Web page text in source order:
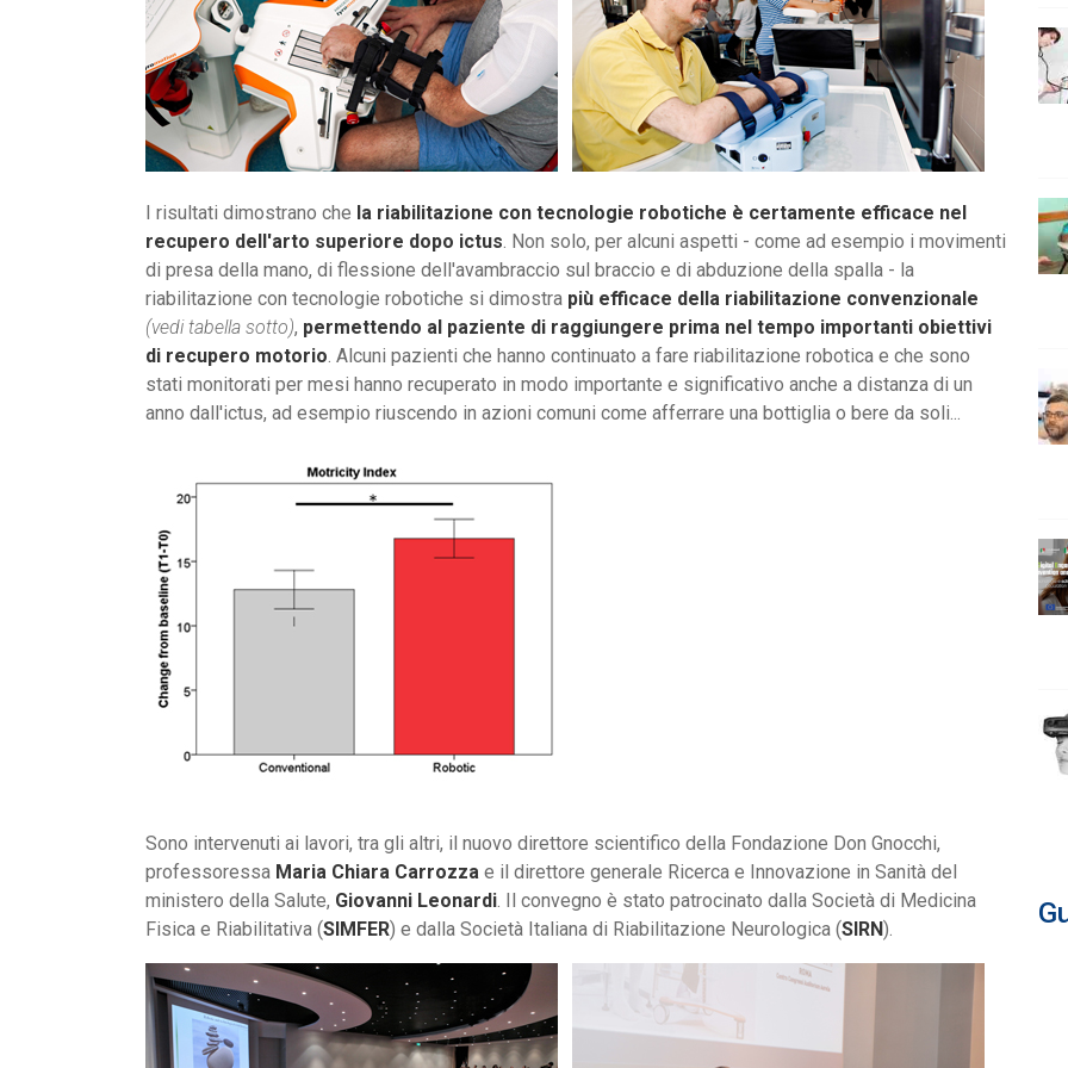
I risultati dimostrano che la riabilitazione con tecnologie robotiche è certamente efficace nel
recupero dell'arto superiore dopo ictus. Non solo, per alcuni aspetti - come ad esempio i movimenti
di presa della mano, di flessione dell'avambraccio sul braccio e di abduzione della spalla - la
riabilitazione con tecnologie robotiche si dimostra più efficace della riabilitazione convenzionale
(vedi tabella sotto), permettendo al paziente di raggiungere prima nel tempo importanti obiettivi
di recupero motorio. Alcuni pazienti che hanno continuato a fare riabilitazione robotica e che sono
stati monitorati per mesi hanno recuperato in modo importante e significativo anche a distanza di un
anno dall'ictus, ad esempio riuscendo in azioni comuni come afferrare una bottiglia o bere da soli...
Sono intervenuti ai lavori, tra gli altri, il nuovo direttore scientifico della Fondazione Don Gnocchi,
professoressa Maria Chiara Carrozza e il direttore generale Ricerca e Innovazione in Sanità del
ministero della Salute, Giovanni Leonardi. Il convegno è stato patrocinato dalla Società di Medicina
Fisica e Riabilitativa (SIMFER) e dalla Società Italiana di Riabilitazione Neurologica (SIRN).